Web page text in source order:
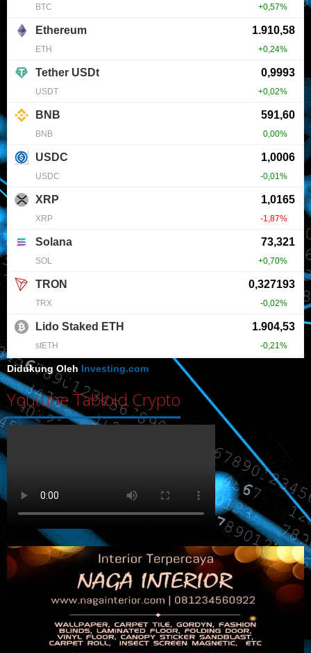
Didukung Oleh Investing.com
Youtube Tabloid Crypto